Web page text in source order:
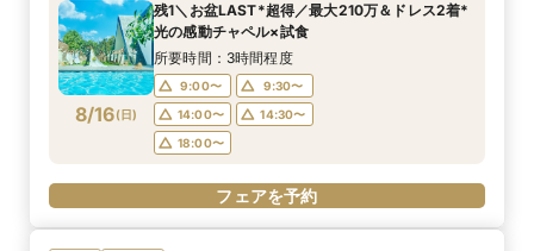
8/16(日)
残1＼お盆LAST*超得／最大210万＆ドレス2着*
光の感動チャペル×試食
所要時間：3時間程度
9:00〜
9:30〜
14:00〜
14:30〜
18:00〜
フェアを予約